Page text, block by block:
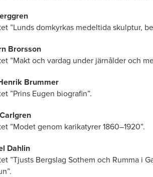
”Lunds domkyrkas medeltida skulptur,
Brorsson
”Makt och vardag under järnålder och
Brummer
”Prins Eugen biografin”.
”Modet genom karikatyrer 1860–1920”.
Dahlin
”Tjusts Bergslag Sothem och Rumma i